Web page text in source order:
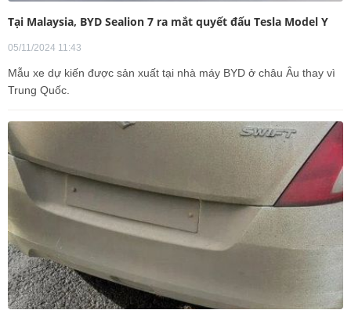
Tại Malaysia, BYD Sealion 7 ra mắt quyết đấu Tesla Model Y
05/11/2024 11:43
Mẫu xe dự kiến được sản xuất tại nhà máy BYD ở châu Âu thay vì
Trung Quốc.